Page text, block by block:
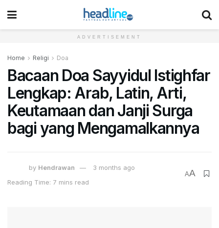
ADVERTISEMENT
Home Religi Doa
Bacaan Doa Sayyidul Istighfar
Lengkap: Arab, Latin, Arti,
Keutamaan dan Janji Surga
bagi yang Mengamalkannya
by Hendrawan
3 months ago
Reading Time: 7 mins read
AA